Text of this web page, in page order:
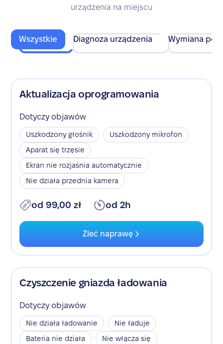
urządzenia na miejscu
Wszystkie Diagnoza urządzenia Wymiana
Aktualizacja oprogramowania
Dotyczy objawów
Uszkodzony głośnik
Uszkodzony mikrofon
Aparat się trzęsie
Ekran nie rozjaśnia automatycznie
Nie działa przednia kamera
od 99,00 zł od 2h
Zleć naprawę
Czyszczenie gniazda ładowania
Dotyczy objawów
Nie działa ładowanie
Nie ładuje
Bateria nie działa
Nie włącza się